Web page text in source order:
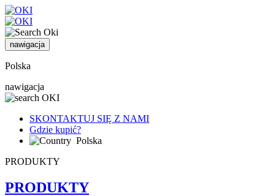
nawigacja
Polska
nawigacja
SKONTAKTUJ SIĘ Z NAMI
Gdzie kupić?
Polska
PRODUKTY
PRODUKTY